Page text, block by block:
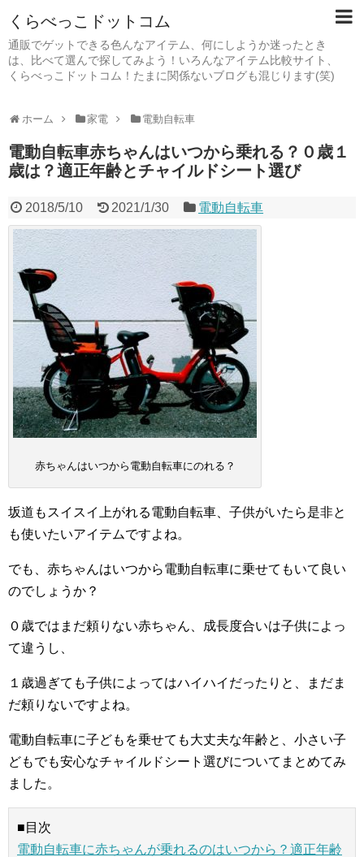
くらべっこドットコム
通販でゲットできる色んなアイテム、何にしようか迷ったとき
は、比べて選んで探してみよう！いろんなアイテム比較サイト、
くらべっこドットコム！たまに関係ないブログも混じります(笑)
ホーム 家電 電動自転車
電動自転車赤ちゃんはいつから乗れる？０歳１
歳は？適正年齢とチャイルドシート選び
2018/5/10 2021/1/30 電動自転車
赤ちゃんはいつから電動自転車にのれる？
坂道もスイスイ上がれる電動自転車、子供がいたら是非と
も使いたいアイテムですよね。
でも、赤ちゃんはいつから電動自転車に乗せてもいて良い
のでしょうか？
０歳ではまだ頼りない赤ちゃん、成長度合いは子供によっ
て違うし、
１歳過ぎても子供によってはハイハイだったりと、まだま
だ頼りないですよね。
電動自転車に子どもを乗せても大丈夫な年齢と、小さい子
どもでも安心なチャイルドシート選びについてまとめてみ
ました。
■目次
電動自転車に赤ちゃんが乗れるのはいつから？適正年齢